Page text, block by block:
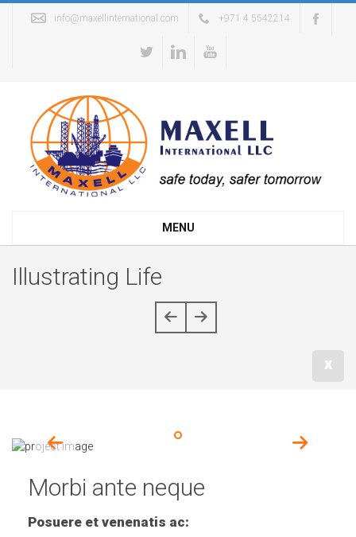
info@maxellinternational.com +971 4 5542214
MENU
Illustrating Life
x
Morbi ante neque
Posuere et venenatis ac: